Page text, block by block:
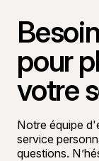
pour
votre
Notre équipe
service
questions.